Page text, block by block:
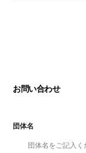
お問い合わせ
団体名